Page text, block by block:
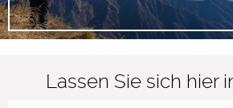
Lassen Sie sich hier